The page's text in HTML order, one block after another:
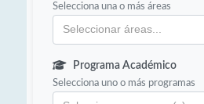
Selecciona una o más áreas
Programa Académico
Selecciona uno o más programas